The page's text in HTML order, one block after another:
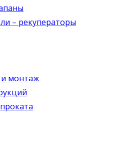
– рекуператоры
и монтаж